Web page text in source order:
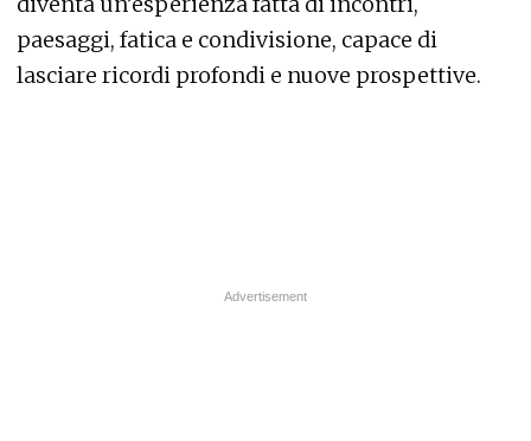
paesaggi, fatica e condivisione, capace di
lasciare ricordi profondi e nuove prospettive.